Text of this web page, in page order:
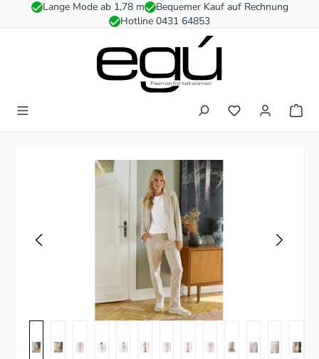
Zum Hauptinhalt springen
Lange Mode ab 1,78 m
Bequemer Kauf auf Rechnung
Hotline 0431 64853
Du hast 0
Bildergalerie überspringen